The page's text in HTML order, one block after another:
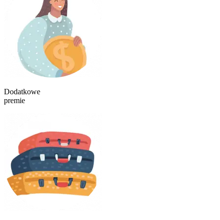
Dodatkowe
premie